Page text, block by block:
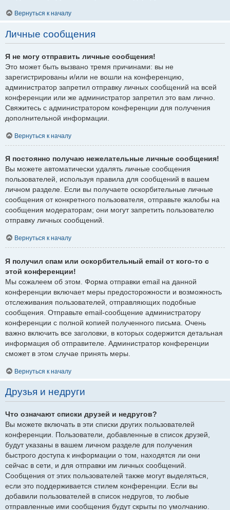
Вернуться к началу
Личные сообщения
Я не могу отправить личные сообщения!
Это может быть вызвано тремя причинами: вы не
зарегистрированы и/или не вошли на конференцию,
администратор запретил отправку личных сообщений на всей
конференции или же администратор запретил это вам лично.
Свяжитесь с администратором конференции для получения
дополнительной информации.
Вернуться к началу
Я постоянно получаю нежелательные личные сообщения!
Вы можете автоматически удалять личные сообщения
пользователей, используя правила для сообщений в вашем
личном разделе. Если вы получаете оскорбительные личные
сообщения от конкретного пользователя, отправьте жалобы на
сообщения модераторам; они могут запретить пользователю
отправку личных сообщений.
Вернуться к началу
Я получил спам или оскорбительный email от кого-то с
этой конференции!
Мы сожалеем об этом. Форма отправки email на данной
конференции включает меры предосторожности и возможность
отслеживания пользователей, отправляющих подобные
сообщения. Отправьте email-сообщение администратору
конференции с полной копией полученного письма. Очень
важно включить все заголовки, в которых содержится детальная
информация об отправителе. Администратор конференции
сможет в этом случае принять меры.
Вернуться к началу
Друзья и недруги
Что означают списки друзей и недругов?
Вы можете включать в эти списки других пользователей
конференции. Пользователи, добавленные в список друзей,
будут указаны в вашем личном разделе для получения
быстрого доступа к информации о том, находятся ли они
сейчас в сети, и для отправки им личных сообщений.
Сообщения от этих пользователей также могут выделяться,
если это поддерживается стилем конференции. Если вы
добавили пользователей в список недругов, то любые
отправленные ими сообщения будут скрыты по умолчанию.